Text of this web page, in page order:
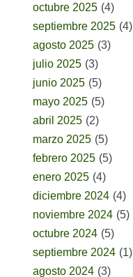
octubre 2025 (4)
septiembre 2025 (4)
agosto 2025 (3)
julio 2025 (3)
junio 2025 (5)
mayo 2025 (5)
abril 2025 (2)
marzo 2025 (5)
febrero 2025 (5)
enero 2025 (4)
diciembre 2024 (4)
noviembre 2024 (5)
octubre 2024 (5)
septiembre 2024 (1)
agosto 2024 (3)